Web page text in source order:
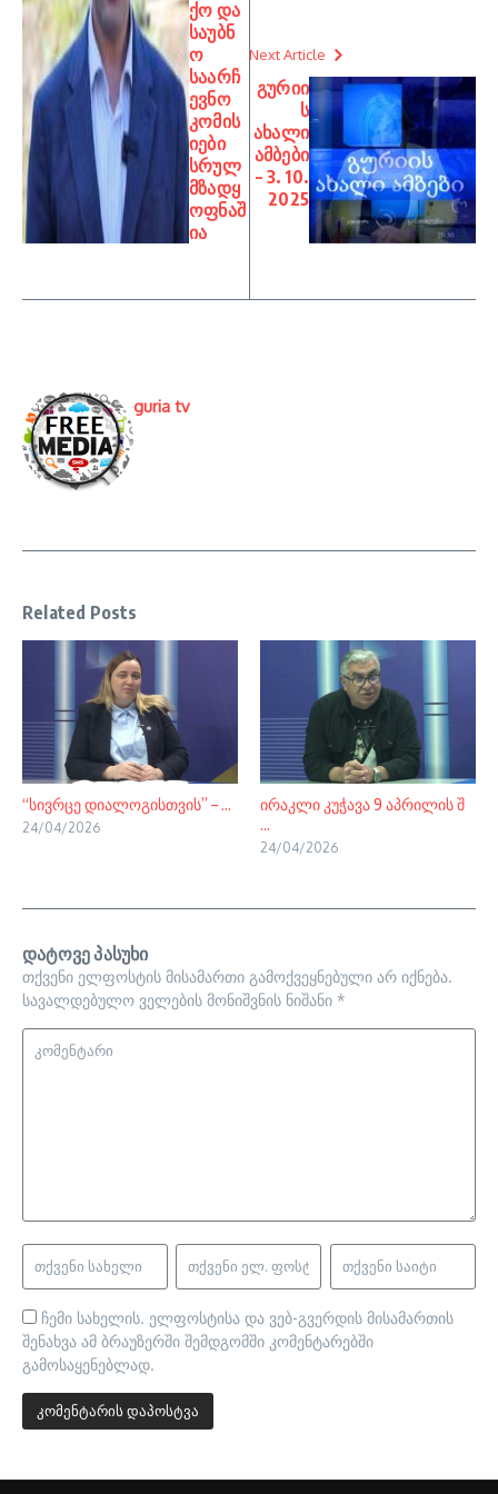
ქო და
საუბნ
ო
საარჩ
ევნო
კომის
იები
სრულ
მზადყ
ოფნაშ
ია
Next Article
გურიი
ს
ახალი
ამბები
– 3. 10.
2025
guria tv
Related Posts
“სივრცე დიალოგისთვის” – ...
24/04/2026
ირაკლი კუჭავა 9 აპრილის შ
...
24/04/2026
დატოვე პასუხი
თქვენი ელფოსტის მისამართი გამოქვეყნებული არ იქნება.
სავალდებულო ველების მონიშვნის ნიშანი *
ჩემი სახელის. ელფოსტისა და ვებ-გვერდის მისამართის
შენახვა ამ ბრაუზერში შემდგომში კომენტარებში
გამოსაყენებლად.